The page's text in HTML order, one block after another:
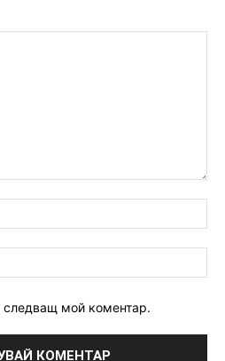
следващ мой коментар.